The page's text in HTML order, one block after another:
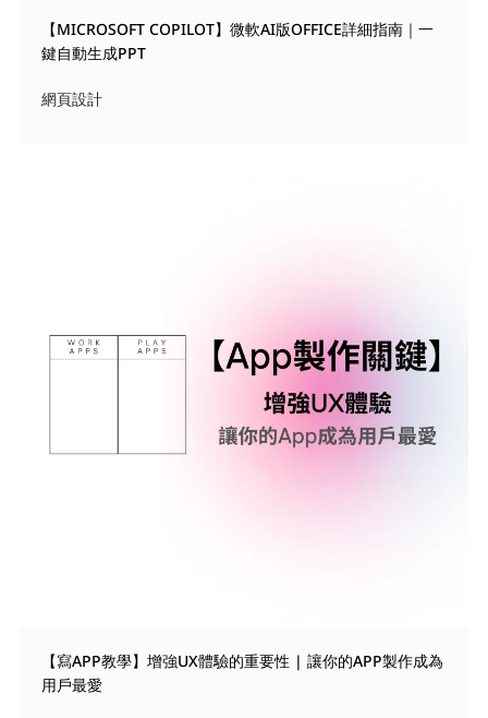
【MICROSOFT COPILOT】微軟AI版OFFICE詳細指南｜一
鍵自動生成PPT
網頁設計
【寫APP教學】增強UX體驗的重要性 | 讓你的APP製作成為
用戶最愛